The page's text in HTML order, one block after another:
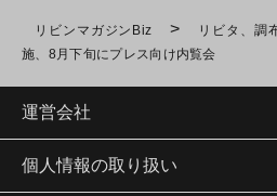
リビンマガジンBiz >
リビタ、調
施、8月下旬にプレス向け内覧会
運営会社
個人情報の取り扱い